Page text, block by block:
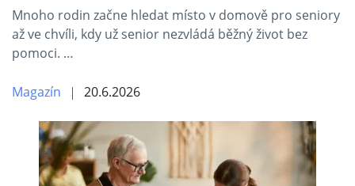
Mnoho rodin začne hledat místo v domově pro seniory
až ve chvíli, kdy už senior nezvládá běžný život bez
pomoci. …
Magazín 20.6.2026